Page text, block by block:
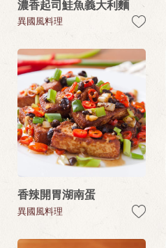
濃香起司鮭魚義大利麵
異國風料理
香辣開胃湖南蛋
異國風料理